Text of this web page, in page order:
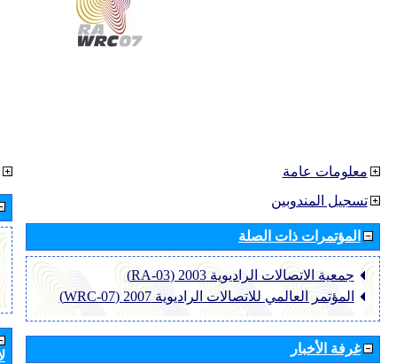
معلومات عامة
تسجيل المندوبين
المؤتمرات ذات الصلة
جمعية الاتصالات الراديوية 2003 (RA-03)
المؤتمر العالمي للاتصالات الراديوية 2007 (WRC-07)
غرفة الأخبار